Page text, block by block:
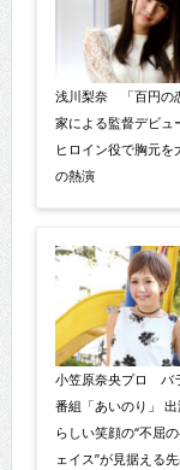
浅川梨奈 「百円の
家による監督デビュ
ヒロイン役で胸元を
の熱演
小笠原奈央プロ バ
番組「あいのり」
らしい笑顔の“不屈
ェイス”が見据える